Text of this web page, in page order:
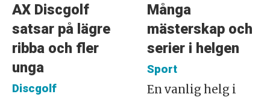
AX Discgolf
satsar på lägre
ribba och fler
unga
Discgolf
Många
mästerskap och
serier i helgen
Sport
En vanlig helg i